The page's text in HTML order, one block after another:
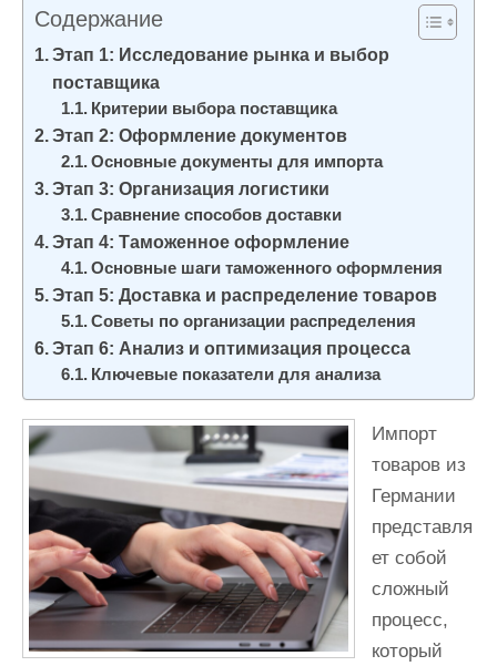
Содержание
Этап 1: Исследование рынка и выбор
поставщика
Критерии выбора поставщика
Этап 2: Оформление документов
Основные документы для импорта
Этап 3: Организация логистики
Сравнение способов доставки
Этап 4: Таможенное оформление
Основные шаги таможенного оформления
Этап 5: Доставка и распределение товаров
Советы по организации распределения
Этап 6: Анализ и оптимизация процесса
Ключевые показатели для анализа
Импорт
товаров из
Германии
представля
ет собой
сложный
процесс,
который